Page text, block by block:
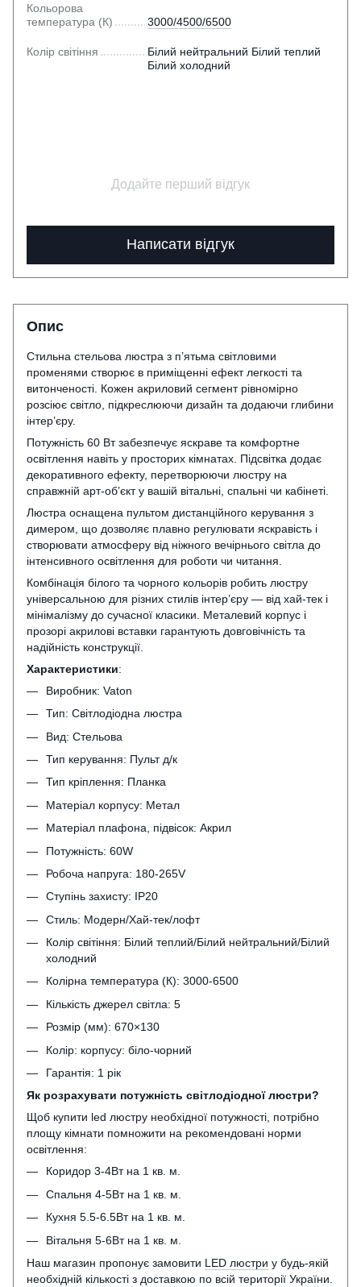
Кольорова
температура (К)
3000/4500/6500
Колір світіння
Білий нейтральний Білий теплий
Білий холодний
Додайте перший відгук
Написати відгук
Опис
Стильна стельова люстра з п’ятьма світловими
променями створює в приміщенні ефект легкості та
витонченості. Кожен акриловий сегмент рівномірно
розсіює світло, підкреслюючи дизайн та додаючи глибини
інтер’єру.
Потужність 60 Вт забезпечує яскраве та комфортне
освітлення навіть у просторих кімнатах. Підсвітка додає
декоративного ефекту, перетворюючи люстру на
справжній арт-об’єкт у вашій вітальні, спальні чи кабінеті.
Люстра оснащена пультом дистанційного керування з
димером, що дозволяє плавно регулювати яскравість і
створювати атмосферу від ніжного вечірнього світла до
інтенсивного освітлення для роботи чи читання.
Комбінація білого та чорного кольорів робить люстру
універсальною для різних стилів інтер’єру — від хай-тек і
мінімалізму до сучасної класики. Металевий корпус і
прозорі акрилові вставки гарантують довговічність та
надійність конструкції.
Характеристики:
Виробник: Vaton
Тип: Світлодіодна люстра
Вид: Стельова
Тип керування: Пульт д/к
Тип кріплення: Планка
Матеріал корпусу: Метал
Матеріал плафона, підвісок: Акрил
Потужність: 60W
Робоча напруга: 180-265V
Ступінь захисту: IP20
Стиль: Модерн/Хай-тек/лофт
Колір світіння: Білий теплий/Білий нейтральний/Білий
холодний
Колірна температура (К): 3000-6500
Кількість джерел світла: 5
Розмір (мм): 670×130
Колір: корпусу: біло-чорний
Гарантія: 1 рік
Як розрахувати потужність світлодіодної люстри?
Щоб купити led люстру необхідної потужності, потрібно
площу кімнати помножити на рекомендовані норми
освітлення:
Коридор 3-4Вт на 1 кв. м.
Спальня 4-5Вт на 1 кв. м.
Кухня 5.5-6.5Вт на 1 кв. м.
Вітальня 5-6Вт на 1 кв. м.
Наш магазин пропонує замовити LED люстри у будь-якій
необхідній кількості з доставкою по всій території України.